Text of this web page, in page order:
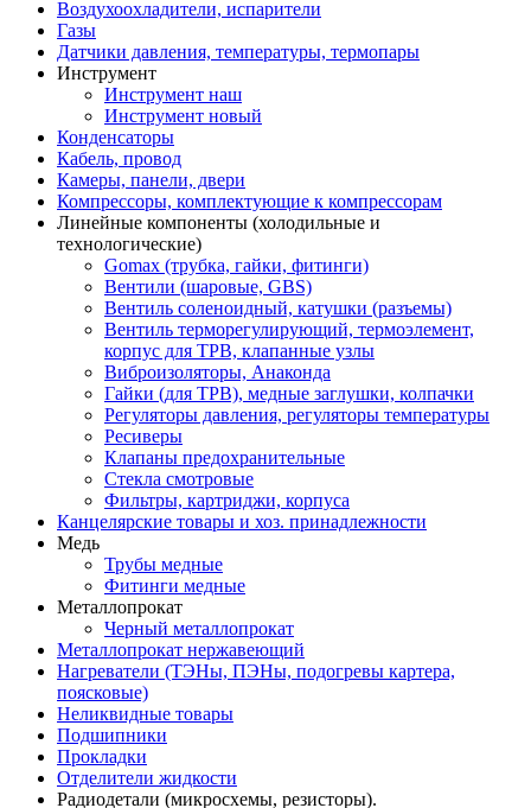
Воздухоохладители, испарители
Газы
Датчики давления, температуры, термопары
Инструмент
Инструмент наш
Инструмент новый
Конденсаторы
Кабель, провод
Камеры, панели, двери
Компрессоры, комплектующие к компрессорам
Линейные компоненты (холодильные и
технологические)
Gomax (трубка, гайки, фитинги)
Вентили (шаровые, GBS)
Вентиль соленоидный, катушки (разъемы)
Вентиль терморегулирующий, термоэлемент,
корпус для ТРВ, клапанные узлы
Виброизоляторы, Анаконда
Гайки (для ТРВ), медные заглушки, колпачки
Регуляторы давления, регуляторы температуры
Ресиверы
Клапаны предохранительные
Стекла смотровые
Фильтры, картриджи, корпуса
Канцелярские товары и хоз. принадлежности
Медь
Трубы медные
Фитинги медные
Металлопрокат
Черный металлопрокат
Металлопрокат нержавеющий
Нагреватели (ТЭНы, ПЭНы, подогревы картера,
поясковые)
Неликвидные товары
Подшипники
Прокладки
Отделители жидкости
Радиодетали (микросхемы, резисторы).